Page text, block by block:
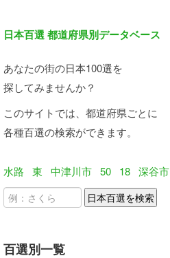
日本百選 都道府県別データベース
あなたの街の日本100選を
探してみませんか？
このサイトでは、都道府県ごとに
各種百選の検索ができます。
水路 東 中津川市 50 18 深谷市
百選別一覧